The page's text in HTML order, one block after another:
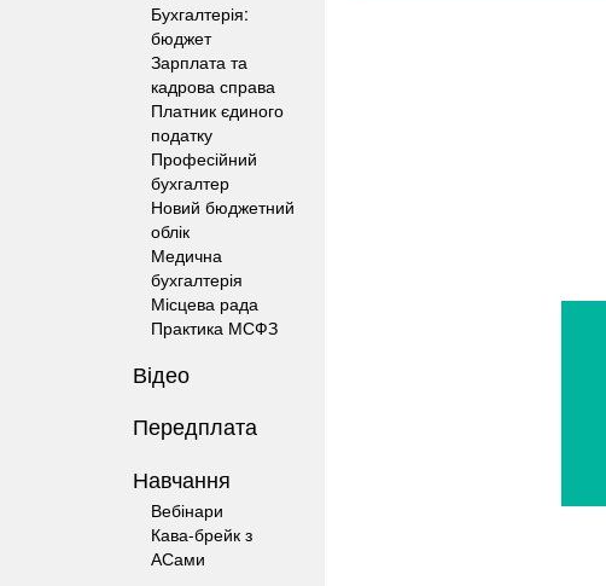
Бухгалтерія:
бюджет
Зарплата та
кадрова справа
Платник єдиного
податку
Професійний
бухгалтер
Новий бюджетний
облік
Медична
бухгалтерія
Місцева рада
Практика МСФЗ
Відео
Передплата
Навчання
Вебінари
Кава-брейк з
АСами